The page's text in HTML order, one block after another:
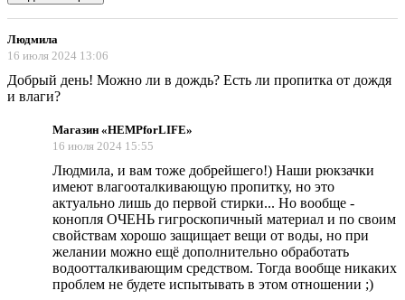
Людмила
16 июля 2024 13:06
Добрый день! Можно ли в дождь? Есть ли пропитка от дождя
и влаги?
Магазин «HEMPforLIFE»
16 июля 2024 15:55
Людмила, и вам тоже добрейшего!) Наши рюкзачки
имеют влагооталкивающую пропитку, но это
актуально лишь до первой стирки... Но вообще -
конопля ОЧЕНЬ гигроскопичный материал и по своим
свойствам хорошо защищает вещи от воды, но при
желании можно ещё дополнительно обработать
водоотталкивающим средством. Тогда вообще никаких
проблем не будете испытывать в этом отношении ;)